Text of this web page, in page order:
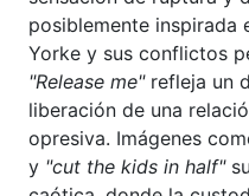
posiblemente inspirada
Yorke y sus conflictos
"Release me"refleja un
liberación de una
opresiva. Imágenes
y "cut the kids in half"